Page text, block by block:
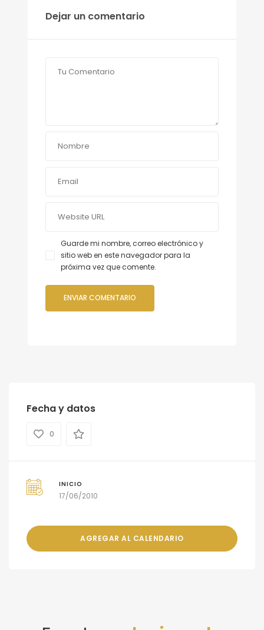
Dejar un comentario
Guarde mi nombre, correo electrónico y
sitio web en este navegador para la
próxima vez que comente.
Fecha y datos
0
INICIO
17/06/2010
AGREGAR AL CALENDARIO